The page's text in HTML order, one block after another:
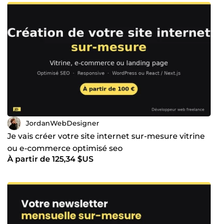
géré mes propres sociétés : je sais concrètement ce que
mets cette expérience au service de la vôtre. Réponse
la mise en ligne. Décrivez-moi votre projet : on trouve la
meilleure solution ensemble.
JordanWebDesigner
Je vais créer votre site internet sur-mesure vitrine
ou e-commerce optimisé seo
À partir de 125,34 $US